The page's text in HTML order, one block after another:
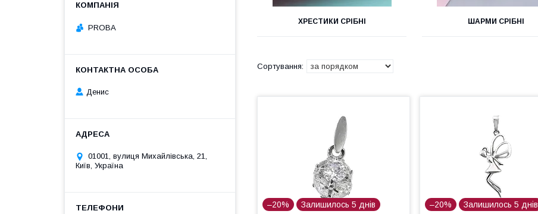
ХРЕСТИКИ СРІБНІ ШАРМИ СРІБНІ
–20% Залишилось 5 днів –20% Залишилось 5 днів
PROBA
Денис
01001, вулиця Михайлівська, 21,
Київ, Україна